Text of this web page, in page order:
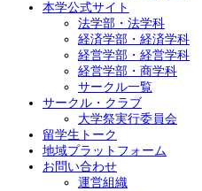
本学公式サイト
法学部・法学科
経済学部・経済学科
経営学部・経営学科
経営学部・商学科
サークル一覧
サークル・クラブ
大学祭実行委員会
留学生トーク
地域プラットフォーム
お問い合わせ
運営組織